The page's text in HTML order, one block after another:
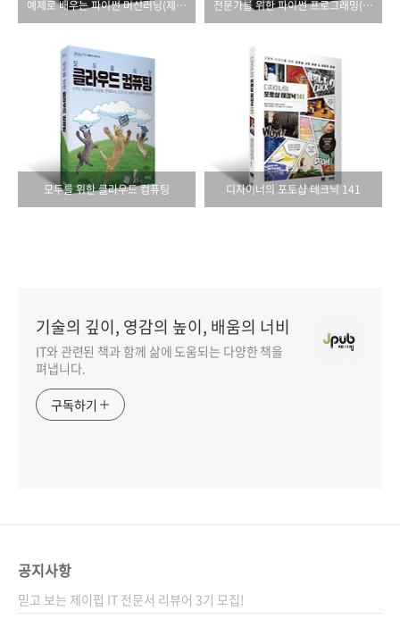
예제로 배우는 파이썬 머신러닝(제3판) 전문가를 위한 파이썬 프로그래밍(제4판)
모두를 위한 클라우드 컴퓨팅 디자이너의 포토샵 테크닉 141
기술의 깊이, 영감의 높이, 배움의 너비
IT와 관련된 책과 함께 삶에 도움되는 다양한 책을
펴냅니다.
구독하기
공지사항
믿고 보는 제이펍 IT 전문서 리뷰어 3기 모집!